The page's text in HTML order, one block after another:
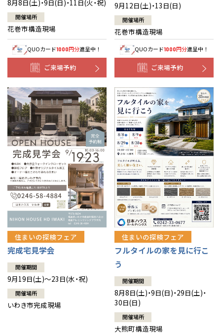
8月8日(土)・9日(日)・11日(火・祝)
開催場所
花巻市構造現場
QUOカード1000円分進呈中！
ご来場予約
9月12日(土)・13日(日)
開催場所
花巻市構造現場
QUOカード1000円分進呈中！
ご来場予約
住まいの探検フェア
完成宅見学会
開催期間
9月19日(土)～23日(水・祝)
開催場所
いわき市完成現場
住まいの探検フェア
フルタイルの家を見に行こ
う
開催期間
8月8日(土)・9日(日)・29日(土)・
30日(日)
開催場所
大熊町構造現場